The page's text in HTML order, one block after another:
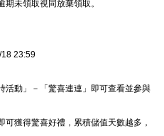
未領取視同放棄領取。
23:59
活動」－「驚喜連連」即可查看並參與
獲得驚喜好禮，累積儲值天數越多，